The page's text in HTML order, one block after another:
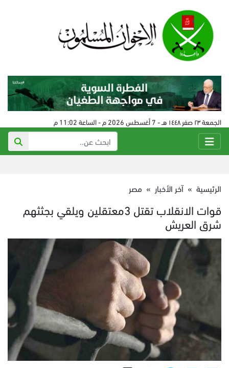
الجمعة ٢٣ صفر ١٤٤٨ هـ - 7 أغسطس 2026 م - الساعة 11:02 م
الرئيسية » آخر الأخبار » مصر
قوات الانقلاب تقتل 3معتقلين ويلقي بجثثهم
شرق العريش